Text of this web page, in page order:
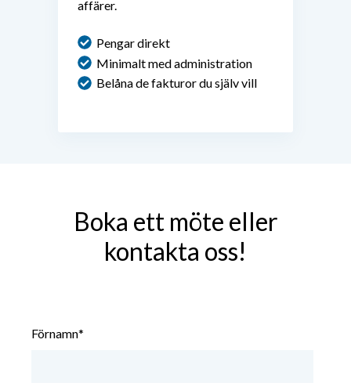
affärer.
Pengar direkt
Minimaltmed administration
Belåna de fakturor du själv vill
Boka ett möte eller
kontakta oss!
Förnamn*